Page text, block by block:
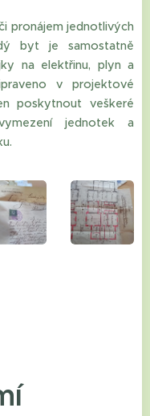
pronájem jednotlivých
byt je samostatně
na elektřinu, plyn a
v projektové
poskytnout veškeré
jednotek a